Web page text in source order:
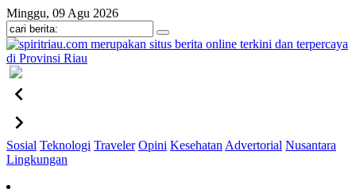
Minggu, 09 Agu 2026
Sosial Teknologi Traveler Opini Kesehatan Advertorial Nusantara
Lingkungan